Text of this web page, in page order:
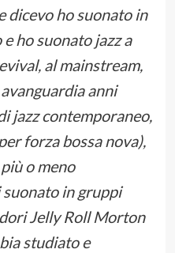
dicevo ho suonato in
ho suonato jazz a
al mainstream,
anni
jazz contemporaneo,
forza bossa nova),
o meno
in gruppi
Jelly Roll Morton
studiato e